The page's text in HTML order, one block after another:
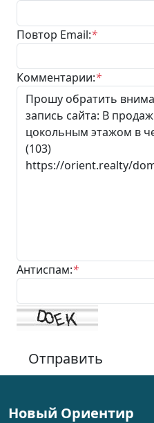
Повтор Email:*
Комментарии:*
Антиспам:*
Отправить
Новый Ориентир